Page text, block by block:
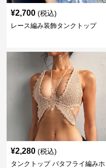
¥2,700 (税込)
レース編み装飾タンクトップ
¥2,280 (税込)
タンクトップ バタフライ編みホ